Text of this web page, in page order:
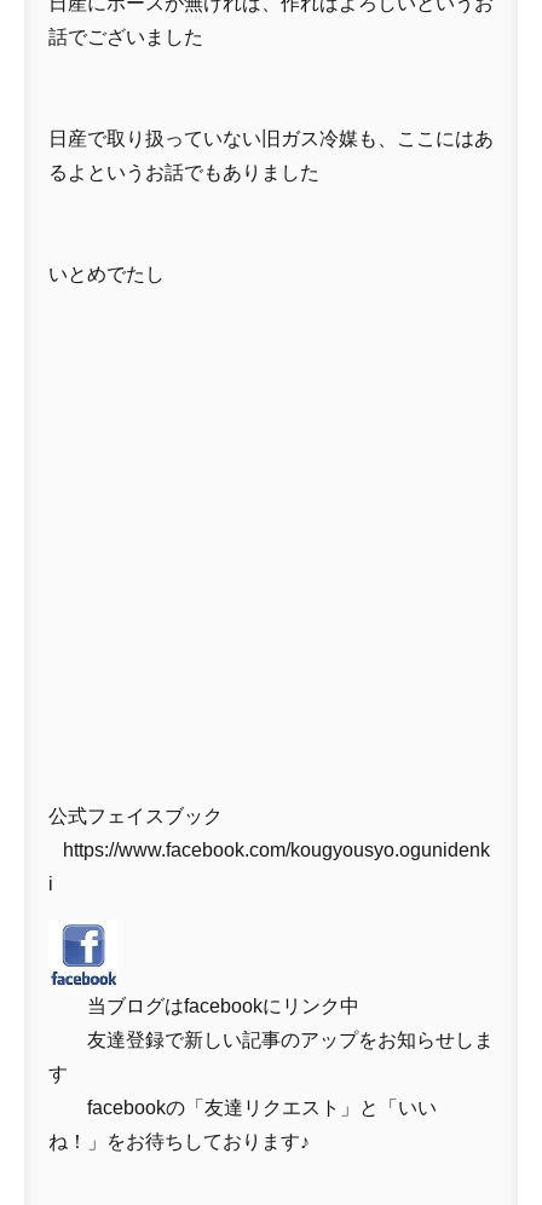
話でございました
日産で取り扱っていない旧ガス冷媒も、ここにはあ
るよというお話でもありました
いとめでたし
公式フェイスブック
https://www.facebook.com/kougyousyo.ogunidenk
i
当ブログはfacebookにリンク中
友達登録で新しい記事のアップをお知らせしま
す
facebookの「友達リクエスト」と「いい
ね！」をお待ちしております♪